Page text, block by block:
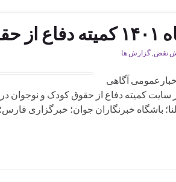
نقض گزارش ها
آگاهی
میان۸۱اخبار منتشر شده از سایت کمیته دفاع از حقوق
باشگاه خبرنگاران جوان؛ خبرگزاری